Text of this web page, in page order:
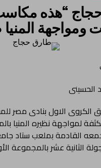
“هذه
ومواجهة
الكروى الاول بنادى مصر
لمواجهة نظيره المنيا
القادمة بملعب ستاد
الثانية عشر بالمجموعة